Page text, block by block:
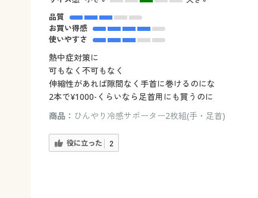
品質
お買い得感
使いやすさ
熱中症対策に
可もなく不可もなく
伸縮性があれば隙間なく手首に巻けるのにな
2本で¥1000-くらいなら足首用にも買うのに
商品： ひんやり冷感サポーター2枚組(手・足首)
役に立った 2